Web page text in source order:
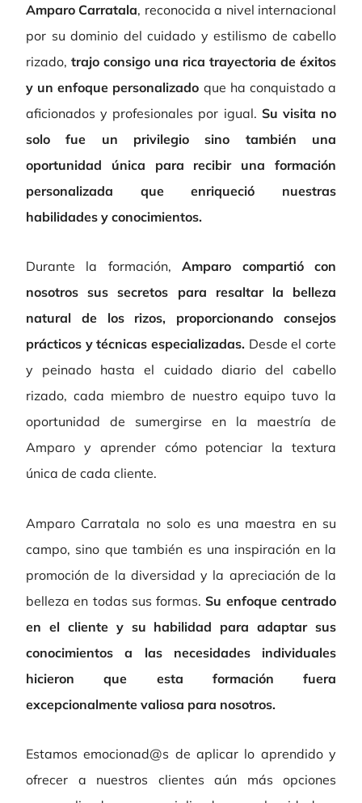
Amparo Carratala, reconocida a nivel internacional
por su dominio del cuidado y estilismo de cabello
rizado, trajo consigo una rica trayectoria de éxitos
y un enfoque personalizado que ha conquistado a
aficionados y profesionales por igual. Su visita no
solo fue un privilegio sino también una
oportunidad única para recibir una formación
personalizada que enriqueció nuestras
habilidades y conocimientos.
Durante la formación,Amparo compartió con
nosotros sus secretos para resaltar la belleza
natural de los rizos, proporcionando consejos
prácticos y técnicas especializadas. Desde el corte
y peinado hasta el cuidado diario del cabello
rizado, cada miembro de nuestro equipo tuvo la
oportunidad de sumergirse en la maestría de
Amparo y aprender cómo potenciar la textura
única de cada cliente.
Amparo Carratala no solo es una maestra en su
campo, sino que también es una inspiración en la
promoción de la diversidad y la apreciación de la
belleza en todas sus formas.Su enfoque centrado
en el cliente y su habilidad para adaptar sus
conocimientos a las necesidades individuales
hicieron que esta formación fuera
excepcionalmente valiosa para nosotros.
Estamos emocionad@s de aplicar lo aprendido y
ofrecer a nuestros clientes aún más opciones